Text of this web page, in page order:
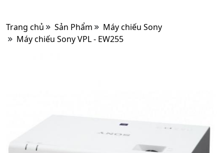
Trang chủ Sản Phẩm
Máy chiếu Sony
Máy chiếu Sony VPL - EW255